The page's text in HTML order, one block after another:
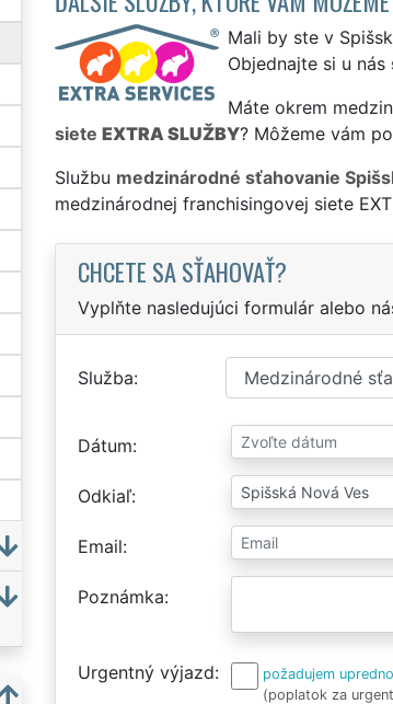
Mali by ste v
Objednajte si u nás
Máte okrem
siete EXTRA SLUŽBY? Môžeme vám
Službu medzinárodné sťahovanie
medzinárodnej franchisingovej siete
CHCETE SA SŤAHOVAŤ?
Vyplňte nasledujúci formulár alebo
Služba
Dátum
Odkiaľ
Email
Poznámka
Urgentný výjazd
požadujem
(poplatok za